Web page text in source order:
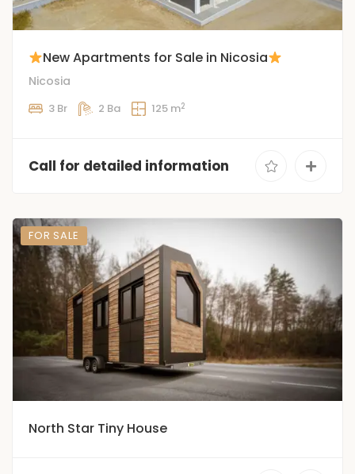
New Apartments for Sale in Nicosia
Nicosia
3 Br 2 Ba 125 m2
Call for detailed information
FOR SALE
North Star Tiny House